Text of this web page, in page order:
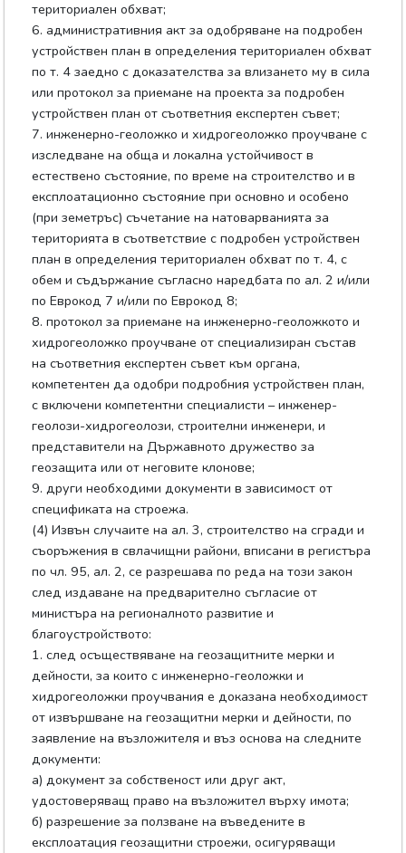
териториален обхват;
6. административния акт за одобряване на подробен
устройствен план в определения териториален обхват
по т. 4 заедно с доказателства за влизането му в сила
или протокол за приемане на проекта за подробен
устройствен план от съответния експертен съвет;
7. инженерно-геоложко и хидрогеоложко проучване с
изследване на обща и локална устойчивост в
естествено състояние, по време на строителство и в
експлоатационно състояние при основно и особено
(при земетръс) съчетание на натоварванията за
територията в съответствие с подробен устройствен
план в определения териториален обхват по т. 4, с
обем и съдържание съгласно наредбата по ал. 2 и/или
по Еврокод 7 и/или по Еврокод 8;
8. протокол за приемане на инженерно-геоложкото и
хидрогеоложко проучване от специализиран състав
на съответния експертен съвет към органа,
компетентен да одобри подробния устройствен план,
с включени компетентни специалисти – инженер-
геолози-хидрогеолози, строителни инженери, и
представители на Държавното дружество за
геозащита или от неговите клонове;
9. други необходими документи в зависимост от
спецификата на строежа.
(4) Извън случаите на ал. 3, строителство на сгради и
съоръжения в свлачищни райони, вписани в регистъра
по чл. 95, ал. 2, се разрешава по реда на този закон
след издаване на предварително съгласие от
министъра на регионалното развитие и
благоустройството:
1. след осъществяване на геозащитните мерки и
дейности, за които с инженерно-геоложки и
хидрогеоложки проучвания е доказана необходимост
от извършване на геозащитни мерки и дейности, по
заявление на възложителя и въз основа на следните
документи:
а) документ за собственост или друг акт,
удостоверяващ право на възложител върху имота;
б) разрешение за ползване на въведените в
експлоатация геозащитни строежи, осигуряващи